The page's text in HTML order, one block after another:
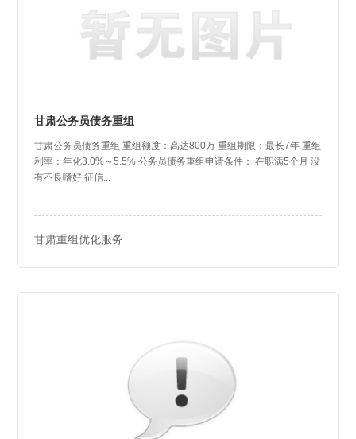
甘肃公务员债务重组
甘肃公务员债务重组 重组额度：高达800万 重组期限：最长7年 重组
利率：年化3.0%～5.5% 公务员债务重组申请条件： 在职满5个月 没
有不良嗜好 征信...
甘肃重组优化服务